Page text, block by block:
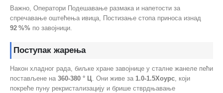
Важно, Оператори Подешавање размака и напетости за
спречавање оштећења ивица, Постизање стопа приноса изнад
92 %% по завојници.
Поступак жарења
Након хладног рада, биљке хране завојнице у сталне жанеле пећи
постављене на 360-380 ° Ц. Они живе за 1.0-1.5Хоурс, који
покреће пуну рекристализацију и брише стврдњавање